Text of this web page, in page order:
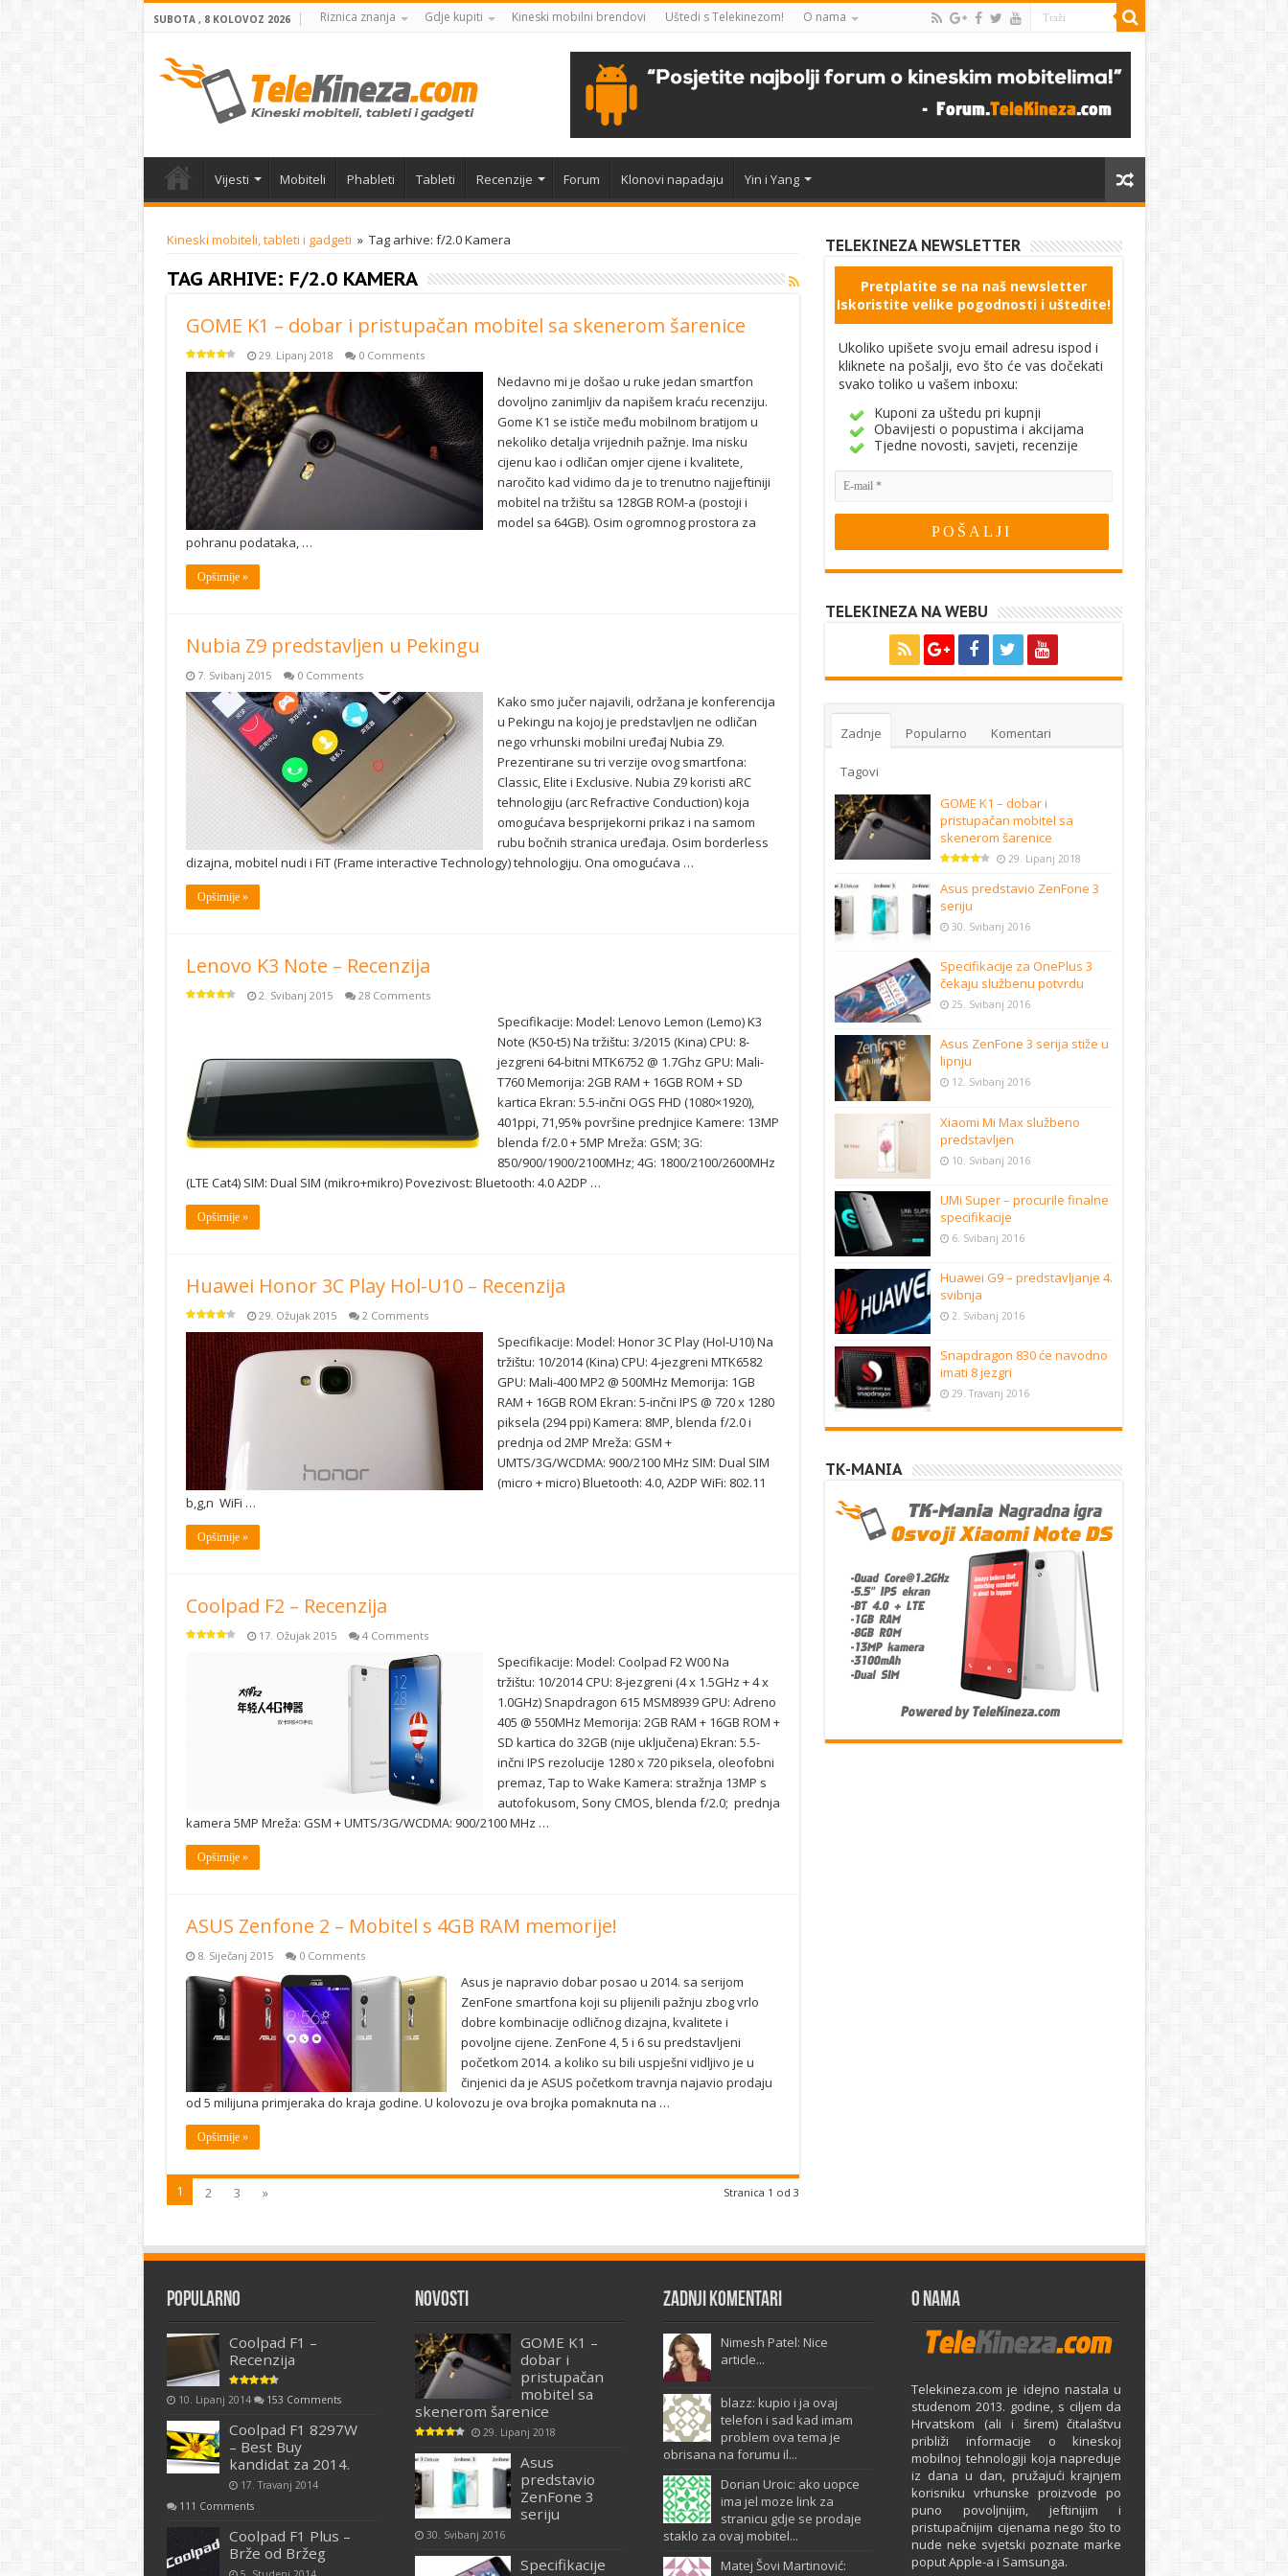
SUBOTA , 8 KOLOVOZ 2026 Riznica znanja Gdje kupiti Kineski mobilni brendovi Uštedi s Telekinezom! O nama
Vijesti Mobiteli Phableti Tableti Recenzije Forum Klonovi napadaju Yin i Yang
Kineski mobiteli, tableti i gadgeti » Tag arhive: f/2.0 Kamera
TAG ARHIVE: F/2.0 KAMERA
GOME K1 – dobar i pristupačan mobitel sa skenerom šarenice
29. Lipanj 2018 0 Comments
Nedavno mi je došao u ruke jedan smartfon
dovoljno zanimljiv da napišem kraću recenziju.
Gome K1 se ističe među mobilnom bratijom u
nekoliko detalja vrijednih pažnje. Ima nisku
cijenu kao i odličan omjer cijene i kvalitete,
naročito kad vidimo da je to trenutno najjeftiniji
mobitel na tržištu sa 128GB ROM-a (postoji i
model sa 64GB). Osim ogromnog prostora za
pohranu podataka, …
Opširnije »
Nubia Z9 predstavljen u Pekingu
7. Svibanj 2015 0 Comments
Kako smo jučer najavili, održana je konferencija
u Pekingu na kojoj je predstavljen ne odličan
nego vrhunski mobilni uređaj Nubia Z9.
Prezentirane su tri verzije ovog smartfona:
Classic, Elite i Exclusive. Nubia Z9 koristi aRC
tehnologiju (arc Refractive Conduction) koja
omogućava besprijekorni prikaz i na samom
rubu bočnih stranica uređaja. Osim borderless
dizajna, mobitel nudi i FiT (Frame interactive Technology) tehnologiju. Ona omogućava …
Opširnije »
Lenovo K3 Note – Recenzija
2. Svibanj 2015 28 Comments
Specifikacije: Model: Lenovo Lemon (Lemo) K3
Note (K50-t5) Na tržištu: 3/2015 (Kina) CPU: 8-
jezgreni 64-bitni MTK6752 @ 1.7Ghz GPU: Mali-
T760 Memorija: 2GB RAM + 16GB ROM + SD
kartica Ekran: 5.5-inčni OGS FHD (1080×1920),
401ppi, 71,95% površine prednjice Kamere: 13MP
blenda f/2.0 + 5MP Mreža: GSM; 3G:
850/900/1900/2100MHz; 4G: 1800/2100/2600MHz
(LTE Cat4) SIM: Dual SIM (mikro+mikro) Povezivost: Bluetooth: 4.0 A2DP …
Opširnije »
Huawei Honor 3C Play Hol-U10 – Recenzija
29. Ožujak 2015 2 Comments
Specifikacije: Model: Honor 3C Play (Hol-U10) Na
tržištu: 10/2014 (Kina) CPU: 4-jezgreni MTK6582
GPU: Mali-400 MP2 @ 500MHz Memorija: 1GB
RAM + 16GB ROM Ekran: 5-inčni IPS @ 720 x 1280
piksela (294 ppi) Kamera: 8MP, blenda f/2.0 i
prednja od 2MP Mreža: GSM +
UMTS/3G/WCDMA: 900/2100 MHz SIM: Dual SIM
(micro + micro) Bluetooth: 4.0, A2DP WiFi: 802.11
b,g,n WiFi …
Opširnije »
Coolpad F2 – Recenzija
17. Ožujak 2015 4 Comments
Specifikacije: Model: Coolpad F2 W00 Na
tržištu: 10/2014 CPU: 8-jezgreni (4 x 1.5GHz + 4 x
1.0GHz) Snapdragon 615 MSM8939 GPU: Adreno
405 @ 550MHz Memorija: 2GB RAM + 16GB ROM +
SD kartica do 32GB (nije uključena) Ekran: 5.5-
inčni IPS rezolucije 1280 x 720 piksela, oleofobni
premaz, Tap to Wake Kamera: stražnja 13MP s
autofokusom, Sony CMOS, blenda f/2.0; prednja
kamera 5MP Mreža: GSM + UMTS/3G/WCDMA: 900/2100 MHz …
Opširnije »
ASUS Zenfone 2 – Mobitel s 4GB RAM memorije!
8. Siječanj 2015 0 Comments
Asus je napravio dobar posao u 2014. sa serijom
ZenFone smartfona koji su plijenili pažnju zbog vrlo
dobre kombinacije odličnog dizajna, kvalitete i
povoljne cijene. ZenFone 4, 5 i 6 su predstavljeni
početkom 2014. a koliko su bili uspješni vidljivo je u
činjenici da je ASUS početkom travnja najavio prodaju
od 5 milijuna primjeraka do kraja godine. U kolovozu je ova brojka pomaknuta na …
Opširnije »
Stranica 1 od 3
1 2 3 »
TELEKINEZA NEWSLETTER
Pretplatite se na naš newsletter
Iskoristite velike pogodnosti i uštedite!
Ukoliko upišete svoju email adresu ispod i
kliknete na pošalji, evo što će vas dočekati
svako toliko u vašem inboxu:
Kuponi za uštedu pri kupnji
Obavijesti o popustima i akcijama
Tjedne novosti, savjeti, recenzije
TELEKINEZA NA WEBU
Zadnje Popularno Komentari
Tagovi
GOME K1 – dobar i
pristupačan mobitel sa
skenerom šarenice
29. Lipanj 2018
Asus predstavio ZenFone 3
seriju
30. Svibanj 2016
Specifikacije za OnePlus 3
čekaju službenu potvrdu
25. Svibanj 2016
Asus ZenFone 3 serija stiže u
lipnju
12. Svibanj 2016
Xiaomi Mi Max službeno
predstavljen
10. Svibanj 2016
UMi Super – procurile finalne
specifikacije
6. Svibanj 2016
Huawei G9 – predstavljanje 4.
svibnja
2. Svibanj 2016
Snapdragon 830 će navodno
imati 8 jezgri
29. Travanj 2016
TK-MANIA
Popularno
Coolpad F1 –
Recenzija
10. Lipanj 2014 153 Comments
Coolpad F1 8297W
– Best Buy
kandidat za 2014.
17. Travanj 2014
111 Comments
Coolpad F1 Plus –
Brže od Bržeg
Novosti
GOME K1 –
dobar i
pristupačan
mobitel sa
skenerom šarenice
29. Lipanj 2018
Asus
predstavio
ZenFone 3
seriju
30. Svibanj 2016
Specifikacije
Zadnji komentari
Nimesh Patel: Nice
article...
blazz: kupio i ja ovaj
telefon i sad kad imam
problem ova tema je
obrisana na forumu il...
Dorian Uroic: ako uopce
ima jel moze link za
stranicu gdje se prodaje
staklo za ovaj mobitel...
Matej Šovi Martinović:
O Nama
Telekineza.com je idejno nastala u
studenom 2013. godine, s ciljem da
Hrvatskom (ali i širem) čitalaštvu
približi informacije o kineskoj
mobilnoj tehnologiji koja napreduje
iz dana u dan, pružajući krajnjem
korisniku vrhunske proizvode po
puno povoljnijim, jeftinijim i
pristupačnijim cijenama nego što to
nude neke svjetski poznate marke
poput Apple-a i Samsunga.